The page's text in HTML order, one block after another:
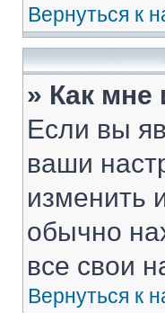
Вернуться к
» Как мне
Если вы
ваши
изменить
обычно
все свои
Вернуться к